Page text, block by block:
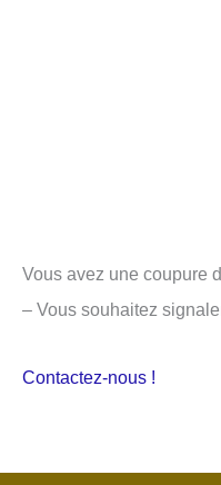
Vous avez une coupure
– Vous souhaitez
Contactez-nous !